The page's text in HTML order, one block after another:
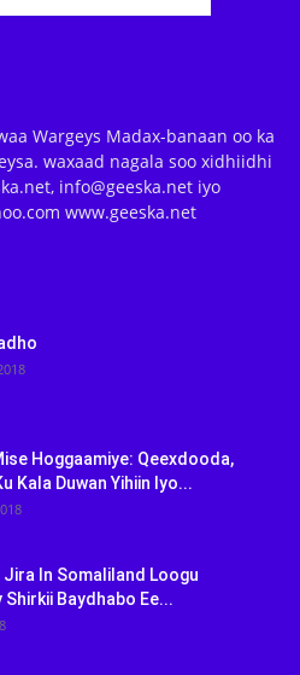
Wargeys Madax-banaan oo ka
waxaad nagala soo xidhiidhi
info@geeska.net iyo
www.geeska.net
Hoggaamiye: Qeexdooda,
Kala Duwan Yihiin Iyo...
Jira In Somaliland Loogu
Shirkii Baydhabo Ee...